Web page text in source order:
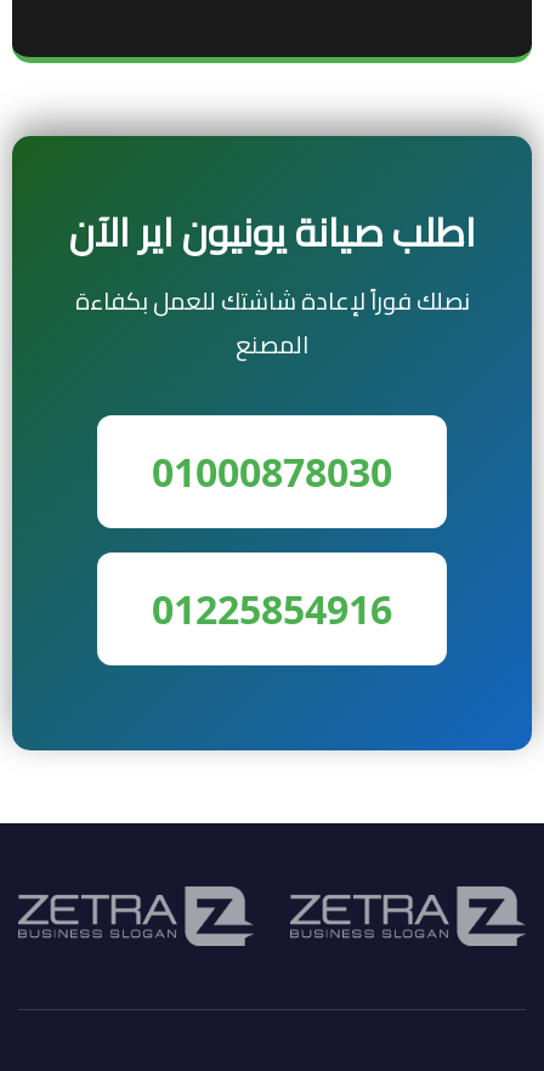
اطلب صيانة يونيون اير الآن
نصلك فوراً لإعادة شاشتك للعمل بكفاءة
المصنع
01000878030
01225854916